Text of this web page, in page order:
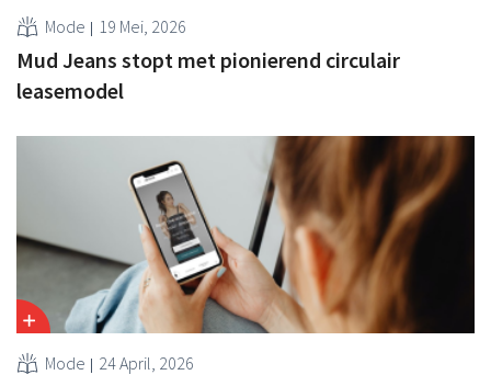
Mode 19 Mei, 2026
Mud Jeans stopt met pionierend circulair
leasemodel
Mode 24 April, 2026